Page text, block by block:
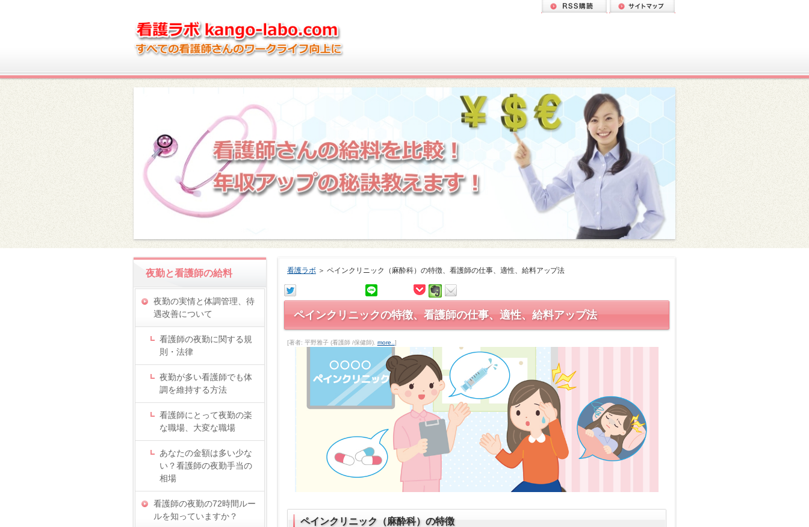
看護ラボ ＞ ペインクリニック（麻酔科）の特徴、看護師の仕事、適性、給料アップ法
ペインクリニックの特徴、看護師の仕事、適性、給料アップ法
[著者: 平野雅子 (看護師 /保健師). more.. ]
ペインクリニック（麻酔科）の特徴
夜勤と看護師の給料
夜勤の実情と体調管理、待
遇改善について
看護師の夜勤に関する規
則・法律
夜勤が多い看護師でも体
調を維持する方法
看護師にとって夜勤の楽
な職場、大変な職場
あなたの金額は多い少な
い？看護師の夜勤手当の
相場
看護師の夜勤の72時間ルー
ルを知っていますか？